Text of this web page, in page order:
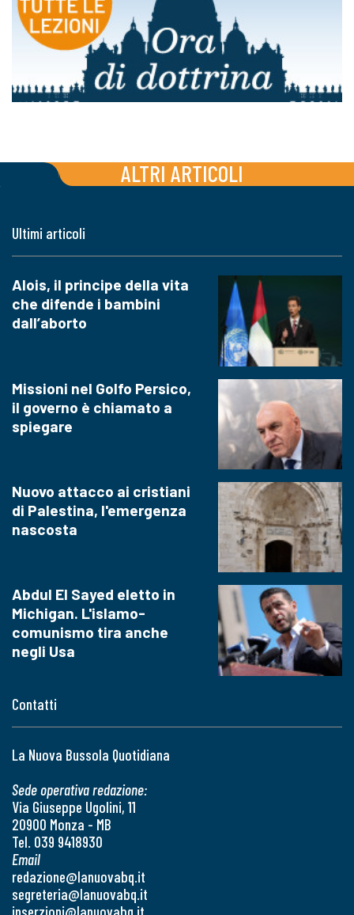
ALTRI ARTICOLI
Contatti
La Nuova Bussola Quotidiana
Sede operativa redazione:
Via Giuseppe Ugolini, 11
20900 Monza - MB
Tel. 039 9418930
Email
redazione@lanuovabq.it
segreteria@lanuovabq.it
inserzioni@lanuovabq.it
Ultimi articoli
Alois, il principe della vita
che difende i bambini
dall’aborto
Missioni nel Golfo Persico,
il governo è chiamato a
spiegare
Nuovo attacco ai cristiani
di Palestina, l'emergenza
nascosta
Abdul El Sayed eletto in
Michigan. L'islamo-
comunismo tira anche
negli Usa